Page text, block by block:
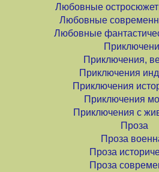
Любовные
Любовные
Любовные
Приключения,
Приключения
Приключения
Приключения
Приключения с
Проза
Проза
Проза
Проза